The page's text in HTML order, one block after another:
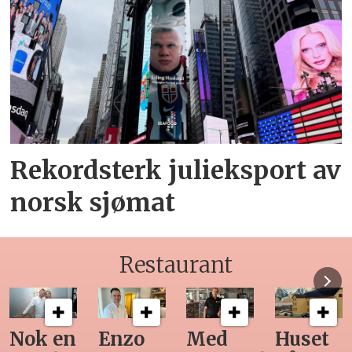
Rekordsterk julieksport av
norsk sjømat
Restaurant
Med
Huset
Ny
Siste